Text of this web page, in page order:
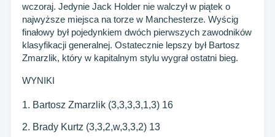
wczoraj. Jedynie Jack Holder nie walczył w piątek o
najwyższe miejsca na torze w Manchesterze. Wyścig
finałowy był pojedynkiem dwóch pierwszych zawodników
klasyfikacji generalnej. Ostatecznie lepszy był Bartosz
Zmarzlik, który w kapitalnym stylu wygrał ostatni bieg.
WYNIKI
Bartosz Zmarzlik (3,3,3,3,1,3) 16
Brady Kurtz (3,3,2,w,3,3,2) 13